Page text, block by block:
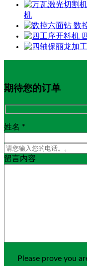
机
数
期待您的订单
姓名 *
留言内容
Please prove you